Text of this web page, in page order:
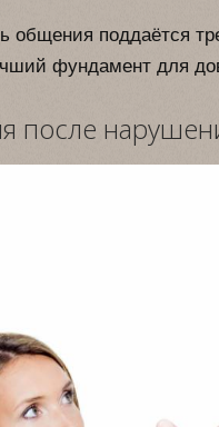
общения поддаётся
фундамент для
после